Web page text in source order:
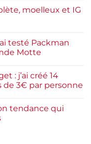
moelleux et IG
testé Packman
Motte
: j’ai créé 14
3€ par personne
tendance qui